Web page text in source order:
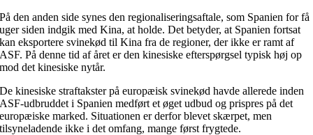
På den anden side synes den regionaliseringsaftale, som Spanien for få
uger siden indgik med Kina, at holde. Det betyder, at Spanien fortsat
kan eksportere svinekød til Kina fra de regioner, der ikke er ramt af
ASF. På denne tid af året er den kinesiske efterspørgsel typisk høj op
mod det kinesiske nytår.
De kinesiske straf­takster på europæisk svinekød havde allerede inden
ASF-udbruddet i Spanien medført et øget udbud og prispres på det
europæiske marked. Situationen er derfor blevet skærpet, men
tilsyneladende ikke i det omfang, mange først frygtede.